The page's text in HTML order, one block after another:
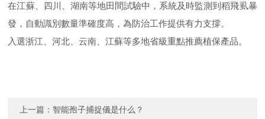
在江蘇、四川、湖南等地田間試驗中，系統及時監測到稻飛虱暴
發，自動識別數量準確度高，為防治工作提供有力支撐。
入選浙江、河北、云南、江蘇等多地省級重點推薦植保產品。
上一篇： 智能孢子捕捉儀是什么？